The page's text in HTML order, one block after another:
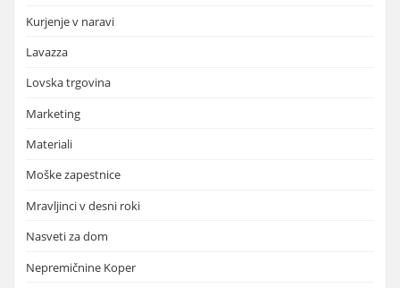
Kurjenje v naravi
Lavazza
Lovska trgovina
Marketing
Materiali
Moške zapestnice
Mravljinci v desni roki
Nasveti za dom
Nepremičnine Koper